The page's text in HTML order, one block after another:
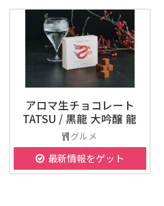
アロマ生チョコレート
TATSU / 黒龍 大吟醸 龍
グルメ
最新情報をゲット